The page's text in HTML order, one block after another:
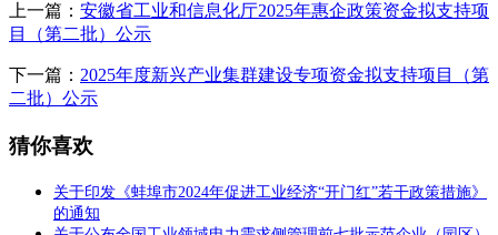
上一篇： 安徽省工业和信息化厅2025年惠企政策资金拟支持项
目（第二批）公示
下一篇： 2025年度新兴产业集群建设专项资金拟支持项目（第
二批）公示
猜你喜欢
关于印发《蚌埠市2024年促进工业经济“开门红”若干政策措施》
的通知